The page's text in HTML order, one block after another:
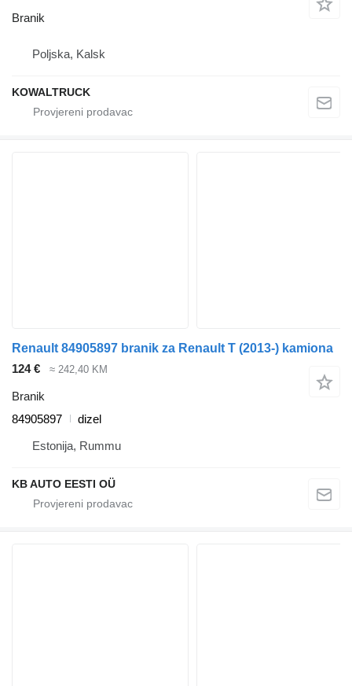
Branik
Poljska, Kalsk
KOWALTRUCK
Renault 84905897 branik za Renault T (2013-) kamiona
124 €
≈ 242,40 KM
Branik
84905897
dizel
Estonija, Rummu
KB AUTO EESTI OÜ